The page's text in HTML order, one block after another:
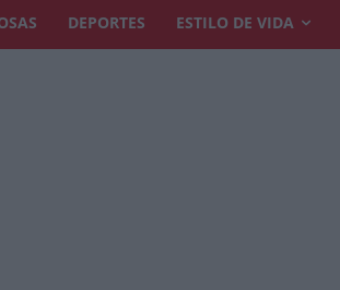
DEPORTES ESTILO DE VIDA